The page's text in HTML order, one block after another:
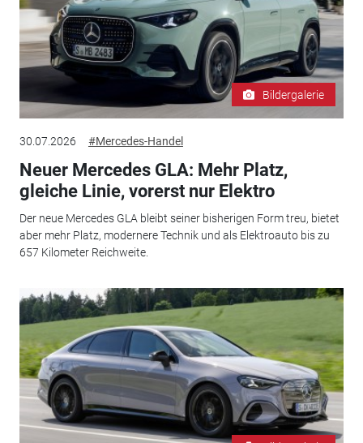
Bildergalerie
30.07.2026 #Mercedes-Handel
Neuer Mercedes GLA: Mehr Platz,
gleiche Linie, vorerst nur Elektro
Der neue Mercedes GLA bleibt seiner bisherigen Form treu, bietet
aber mehr Platz, modernere Technik und als Elektroauto bis zu
657 Kilometer Reichweite.